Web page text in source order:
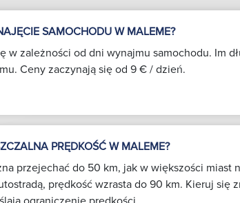
SAMOCHODU W MALEME?
w zależności od dni wynajmu samochodu. Im
Ceny zaczynają się od 9 € / dzień.
PRĘDKOŚĆ W MALEME?
przejechać do 50 km, jak w większości miast
prędkość wzrasta do 90 km. Kieruj się